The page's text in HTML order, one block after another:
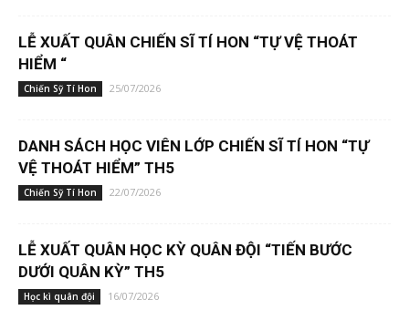
LỄ XUẤT QUÂN CHIẾN SĨ TÍ HON “TỰ VỆ THOÁT
HIỂM “
Chiến Sỹ Tí Hon 25/07/2026
DANH SÁCH HỌC VIÊN LỚP CHIẾN SĨ TÍ HON “TỰ
VỆ THOÁT HIỂM” TH5
Chiến Sỹ Tí Hon 22/07/2026
LỄ XUẤT QUÂN HỌC KỲ QUÂN ĐỘI “TIẾN BƯỚC
DƯỚI QUÂN KỲ” TH5
Học kì quân đội 16/07/2026